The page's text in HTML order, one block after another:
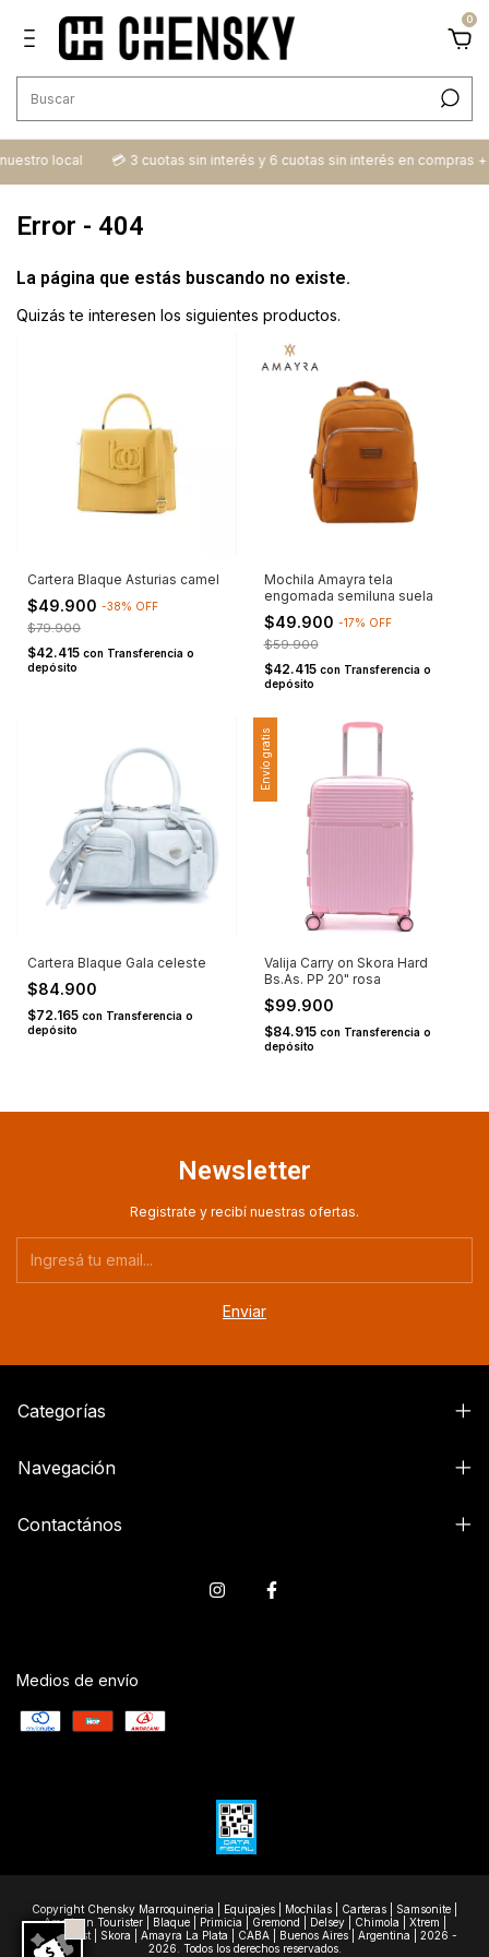
0
local 💳​ 3 cuotas sin interés y 6 cuotas sin interés en compras +
Error - 404
La página que estás buscando no existe.
Quizás te interesen los siguientes productos.
Cartera Blaque Asturias camel
$49.900 -38% OFF
$79.900
$42.415 con Transferencia o
depósito
Mochila Amayra tela
engomada semiluna suela
$49.900 -17% OFF
$59.900
$42.415 con Transferencia o
depósito
Cartera Blaque Gala celeste
$84.900
$72.165 con Transferencia o
depósito
Envío gratis
Valija Carry on Skora Hard
Bs.As. PP 20" rosa
$99.900
$84.915 con Transferencia o
depósito
Newsletter
Registrate y recibí nuestras ofertas.
Categorías
Navegación
Contactános
Medios de envío
Copyright Chensky Marroquineria | Equipajes | Mochilas | Carteras | Samsonite |
American Tourister | Blaque | Primicia | Gremond | Delsey | Chimola | Xtrem |
Wanderlast | Skora | Amayra La Plata | CABA | Buenos Aires | Argentina | 2026 -
2026. Todos los derechos reservados.